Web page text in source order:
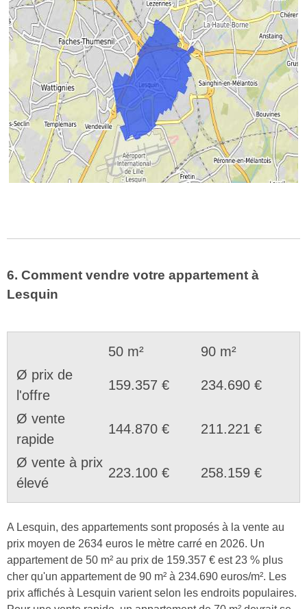
6. Comment vendre votre appartement à
Lesquin
50 m²
90 m²
Ø prix de
l'offre
159.357 € 234.690 €
Ø vente
rapide
144.870 € 211.221 €
Ø vente à prix
élevé
223.100 € 258.159 €
A Lesquin, des appartements sont proposés à la vente au
prix moyen de 2634 euros le mètre carré en 2026. Un
appartement de 50 m² au prix de 159.357 € est 23 % plus
cher qu'un appartement de 90 m² à 234.690 euros/m². Les
prix affichés à Lesquin varient selon les endroits populaires.